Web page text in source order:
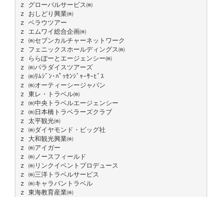
z グローバルサービス㈱
z おしどり興業㈱
z ベラウツアー
z エムワイ総合企画㈱
z ㈱セブンカルチャーネットワーク
z フェニックスホールディングス㈱
z ららぽーとエージェンシー㈱
z ㈱パラダイスツアーズ
z ㈱ﾘﾑｼﾞﾝ･ﾊﾟｯｾﾝｼﾞｬｰｻｰﾋﾞｽ
z ㈱オーティーシージャパン
z 東レ・トラベル㈱
z ㈱中央トラベルエージェンシー
z ㈱日本橋トラベラーズクラブ
z 太平観光㈱
z ㈱ダイヤモンド・ビッグ社
z 大和観光興業㈱
z ㈱アイガー
z ㈱ノースフィールド
z ㈱リンクイベントプロデュース
z ㈱三洋トラベルサービス
z ㈱キャラバントラベル
z 東海教育産業㈱